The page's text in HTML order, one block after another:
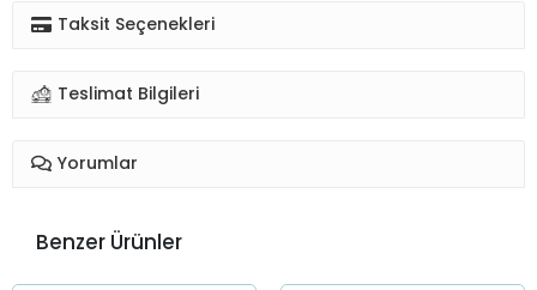
Taksit Seçenekleri
Teslimat Bilgileri
Yorumlar
Benzer Ürünler